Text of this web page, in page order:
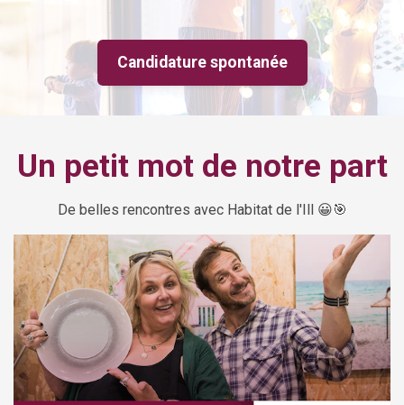
Candidature spontanée
Un petit mot de notre part
De belles rencontres avec Habitat de l'Ill 😀🎯